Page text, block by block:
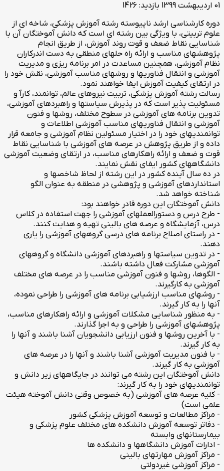
01 ارديبهشت 1399
بازدید: 1426
دوره کارشناسی ارشد ناپیوسته رشته آموزش پزشکی، شاخه ای از
علوم تربیتی، با ویژگی بین رشته ای است که دانش آموختگان آن با
شناسایی نقاط ضعف و قوت روند آموزش، از طریق انجام
پژوهشهای مناسب و ارائه راه حلهای منطقی به دست اندرکاران
نظام آموزشی، همچنین مساعدت در امر برنامه ریزی و مدیریت
آموزشی و انتقال فناوریها و روشهای مناسب آموزشی، نقش خود را
در ارتقای کیفیت آموزش ایفا خواهند نمود.
رسالت رشته آموزش پزشکی، تربیت نیروهای عالم، توانمند، کارآ و
مسئولیت پذیر است که در پذیرش سیاستها و راهبردهای آموزشی،
تدوین برنامه های آموزشی در سطوح مختلف، روشها و فنون
آموزشی و انتقال فناوریهای مناسب آموزشی اطلاعات و
توانمندیهای خود را در اختیار مسئولین نظام آموزشی و جامعه قرار
داده و از طریق پژوهش در عرصه های آموزشی با شناسایی نقاط
قوت و ضعف و ارائه راهکارهای مناسب، در ارتقای وضعیت آموزشی
دانشگاههای کشور ایفای نقش نمایند.
در ده سال آینده کشور در این رشته از لحاظ شاخصها و
استانداردهای آموزشی و پژوهشی در منطقه به عنوان الگو
شناخته خواهد شد.
دانش آموختگان این دوره قادر خواهند بود:
- طرح درس و دستورالعملهای آموزشی را جهت استفاده در کلاس
درس، آزمایشگاه و عرصه های بالینی تهیه و هدایت کنند.
- در راستای اصلاح برنامه های درسی گروههای آموزشی را یاری
دهند.
- در تدوین سیاستها و راهبردهای آموزشی دانشگاه و گروههای
آموزشی مشارکت فعال داشته باشند.
- الگوها، روشها و فنون آموزشی مناسب را در عرصه های مختلف
آموزشی به کارگیرند.
- روشهای مناسب ارزشیابی برنامه های آموزشی را طراحی نموده،
آنها را به کار گیرند.
- به منظور شناسایی مشکلات آموزشی و ارائه راهکارهای مناسب،
پژوهشهای آموزشی را طراحی و به اجرا گذارند.
- با آخرین روشها و فنون ارزیابی دانشجویان آشنا باشند و آنها را
به کار گیرند.
- با فنون مدیریت آموزشی آشنا باشند و آنها را در عرصه های
آموزشی به کار گیرند.
دانش آموختگان این رشته می توانند در جایگاههای زیر دانش و
توانمندیهای خود را به کار گیرند:
- کلیه عرصه های آموزشی (به خصوص وقتی دانش آموخته هیئت
علمی است)
- مراکز مطالعات و توسعه آموزش پزشکی کشور
- دفاتر توسعه آموزش دانشکده های مختلف علوم پزشکی و
بیمارستانهای وابسته
- ادارات آموزش دانشگاهها و دانشکده ها
- مراکز آموزش مهارتهای بالینی
- مراکز آموزشی غیردولتی